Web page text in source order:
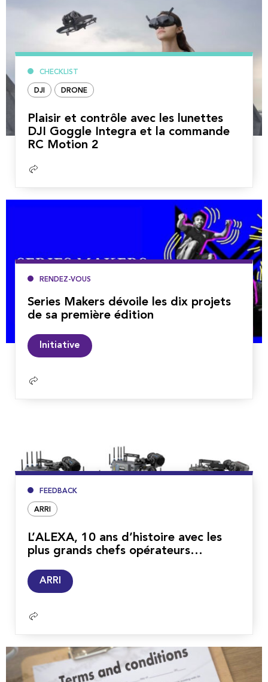
CHECKLIST
DJI DRONE
Plaisir et contrôle avec les lunettes
DJI Goggle Integra et la commande
RC Motion 2
Lire
RENDEZ-VOUS
Series Makers dévoile les dix projets
de sa première édition
Initiative
FEEDBACK
ARRI
L’ALEXA, 10 ans d’histoire avec les
plus grands chefs opérateurs…
ARRI